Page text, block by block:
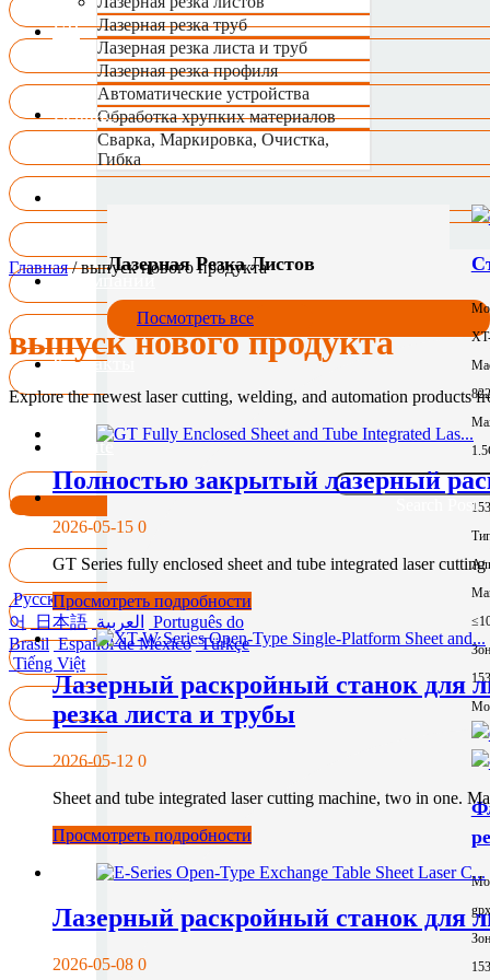
Лазерная резка труб
Лазерная резка листа и труб
Лазерная резка профиля
Автоматические устройства
Обработка хрупких материалов
Сварка, Маркировка, Очистка,
Гибка
Лазерная Резка Листов
Посмотреть все
VR
Сервис
О компании
Контакты
US.Site
Русский English Français 한국
어
日本語 العربية
Português do
Brasil Español de México Türkçe
Tiếng Việt
Search Post
Главная/выпуск нового продукта
выпуск нового продукта
Explore the newest laser cutting, welding, and automation products
Полностью закрытый лазерный
2026-05-15 0
GT Series fully enclosed sheet and tube integrated laser
Просмотреть подробности
Лазерный раскройный станок для
резка листа и трубы
2026-05-12 0
Sheet and tube integrated laser cutting machine, two in one.
Просмотреть подробности
Лазерный раскройный станок для
2026-05-08 0